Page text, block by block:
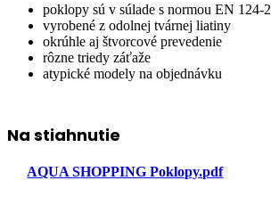
poklopy sú v súlade s normou EN 124-2
vyrobené z odolnej tvárnej liatiny
okrúhle aj štvorcové prevedenie
rôzne triedy záťaže
atypické modely na objednávku
Na stiahnutie
AQUA SHOPPING Poklopy.pdf